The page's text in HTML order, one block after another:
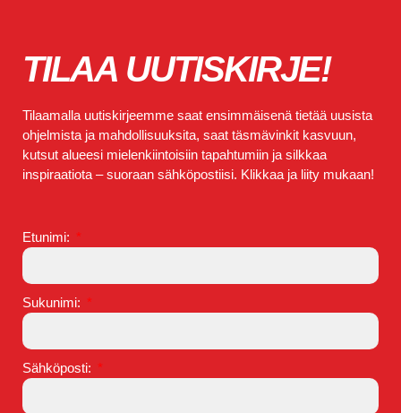
TILAA UUTISKIRJE!
Tilaamalla uutiskirjeemme saat ensimmäisenä tietää uusista
ohjelmista ja mahdollisuuksita, saat täsmävinkit kasvuun,
kutsut alueesi mielenkiintoisiin tapahtumiin ja silkkaa
inspiraatiota – suoraan sähköpostiisi. Klikkaa ja liity mukaan!
Etunimi:
Sukunimi:
Sähköposti: